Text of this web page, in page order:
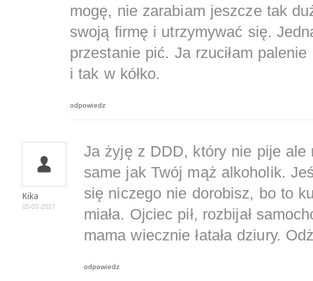
mogę, nie zarabiam jeszcze tak
swoją firmę i utrzymywać się.
przestanie pić. Ja rzuciłam
i tak w kółko.
odpowiedz
Kika
05-03-2017
Ja żyję z DDD, który nie pije ale
same jak Twój mąż alkoholik.
się niczego nie dorobisz, bo to
miała. Ojciec pił, rozbijał
mama wiecznie łatała dziury.
odpowiedz